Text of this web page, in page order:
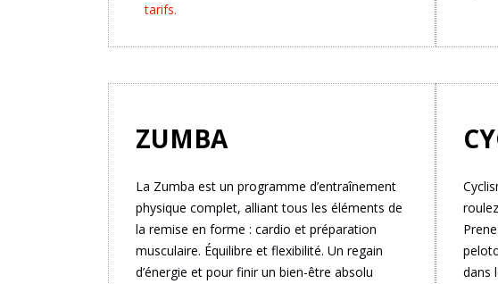
tarifs.
ZUMBA
La Zumba est un programme d’entraînement
physique complet, alliant tous les éléments de
la remise en forme : cardio et préparation
musculaire. Équilibre et flexibilité. Un regain
d’énergie et pour finir un bien-être absolu
dans